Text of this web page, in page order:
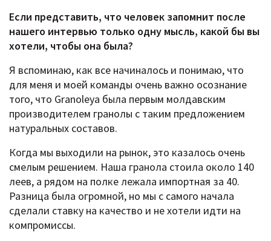
Если представить, что человек запомнит после
нашего интервью только одну мысль, какой бы вы
хотели, чтобы она была?
Я вспоминаю, как все начиналось и понимаю, что
для меня и моей команды очень важно осознание
того, что Granoleya была первым молдавским
производителем гранолы с таким предложением
натуральных составов.
Когда мы выходили на рынок, это казалось очень
смелым решением. Наша гранола стоила около 140
леев, а рядом на полке лежала импортная за 40.
Разница была огромной, но мы с самого начала
сделали ставку на качество и не хотели идти на
компромиссы.